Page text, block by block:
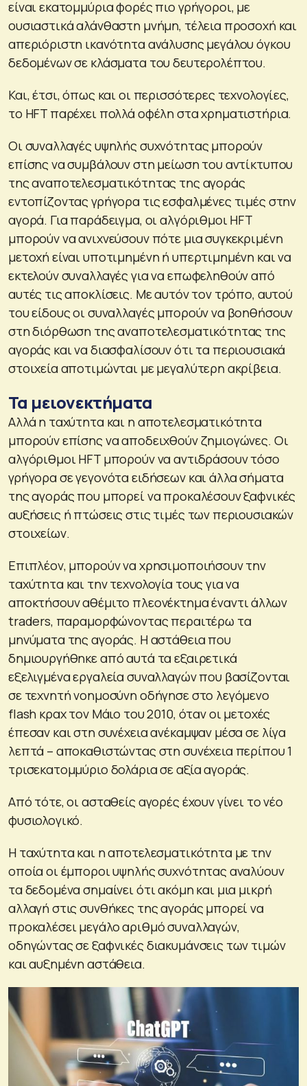
είναι εκατομμύρια φορές πιο γρήγοροι, με
ουσιαστικά αλάνθαστη μνήμη, τέλεια προσοχή και
απεριόριστη ικανότητα ανάλυσης μεγάλου όγκου
δεδομένων σε κλάσματα του δευτερολέπτου.
Και, έτσι, όπως και οι περισσότερες τεχνολογίες,
το HFT παρέχει πολλά οφέλη στα χρηματιστήρια.
Οι συναλλαγές υψηλής συχνότητας μπορούν
επίσης να συμβάλουν στη μείωση του αντίκτυπου
της αναποτελεσματικότητας της αγοράς
εντοπίζοντας γρήγορα τις εσφαλμένες τιμές στην
αγορά. Για παράδειγμα, οι αλγόριθμοι HFT
μπορούν να ανιχνεύσουν πότε μια συγκεκριμένη
μετοχή είναι υποτιμημένη ή υπερτιμημένη και να
εκτελούν συναλλαγές για να επωφεληθούν από
αυτές τις αποκλίσεις. Με αυτόν τον τρόπο, αυτού
του είδους οι συναλλαγές μπορούν να βοηθήσουν
στη διόρθωση της αναποτελεσματικότητας της
αγοράς και να διασφαλίσουν ότι τα περιουσιακά
στοιχεία αποτιμώνται με μεγαλύτερη ακρίβεια.
Τα μειονεκτήματα
Αλλά η ταχύτητα και η αποτελεσματικότητα
μπορούν επίσης να αποδειχθούν ζημιογώνες. Οι
αλγόριθμοι HFT μπορούν να αντιδράσουν τόσο
γρήγορα σε γεγονότα ειδήσεων και άλλα σήματα
της αγοράς που μπορεί να προκαλέσουν ξαφνικές
αυξήσεις ή πτώσεις στις τιμές των περιουσιακών
στοιχείων.
Επιπλέον, μπορούν να χρησιμοποιήσουν την
ταχύτητα και την τεχνολογία τους για να
αποκτήσουν αθέμιτο πλεονέκτημα έναντι άλλων
traders, παραμορφώνοντας περαιτέρω τα
μηνύματα της αγοράς. Η αστάθεια που
δημιουργήθηκε από αυτά τα εξαιρετικά
εξελιγμένα εργαλεία συναλλαγών που βασίζονται
σε τεχνητή νοημοσύνη οδήγησε στο λεγόμενο
flash κραχ τον Μάιο του 2010, όταν οι μετοχές
έπεσαν και στη συνέχεια ανέκαμψαν μέσα σε λίγα
λεπτά – αποκαθιστώντας στη συνέχεια περίπου 1
τρισεκατομμύριο δολάρια σε αξία αγοράς.
Από τότε, οι ασταθείς αγορές έχουν γίνει το νέο
φυσιολογικό.
Η ταχύτητα και η αποτελεσματικότητα με την
οποία οι έμποροι υψηλής συχνότητας αναλύουν
τα δεδομένα σημαίνει ότι ακόμη και μια μικρή
αλλαγή στις συνθήκες της αγοράς μπορεί να
προκαλέσει μεγάλο αριθμό συναλλαγών,
οδηγώντας σε ξαφνικές διακυμάνσεις των τιμών
και αυξημένη αστάθεια.